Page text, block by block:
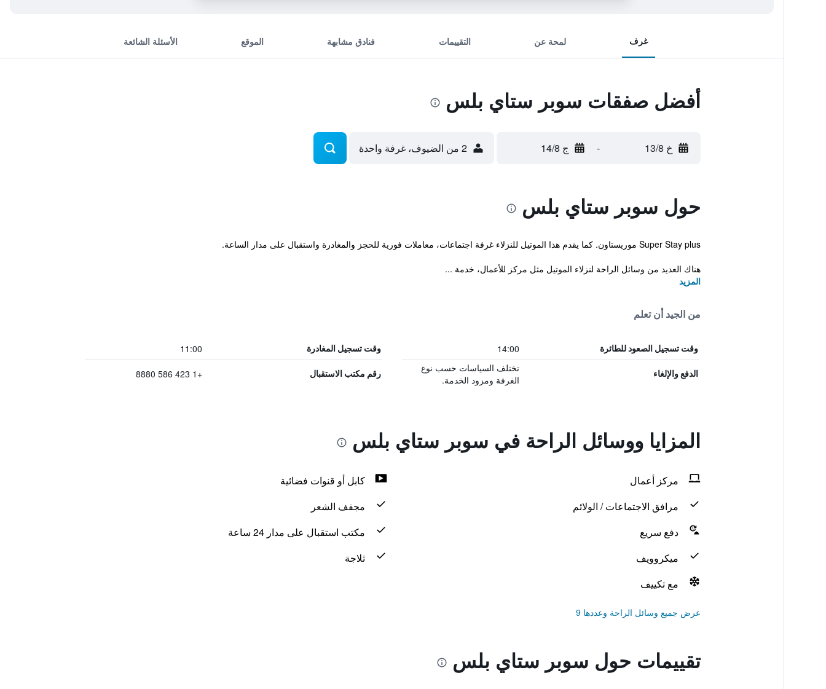
غرف لمحة عن التقييمات فنادق مشابهة الموقع الأسئلة الشائعة
أفضل صفقات سوبر ستاي بلس
خ 13/8 - ج 14/8 2 من الضيوف، غرفة واحدة
حول سوبر ستاي بلس
Super Stay plus موريستاون. كما يقدم هذا الموتيل للنزلاء غرفة اجتماعات، معاملات فورية للحجز والمغادرة واستقبال على مدار الساعة.
هناك العديد من وسائل الراحة لنزلاء الموتيل مثل مركز للأعمال، خدمة ...
المزيد
من الجيد أن تعلم
وقت تسجيل الصعود للطائرة 14:00 وقت تسجيل المغادرة 11:00
الدفع والإلغاء
تختلف السياسات حسب نوع
الغرفة ومزود الخدمة.
رقم مكتب الاستقبال +1 423 586 8880
المزايا ووسائل الراحة في سوبر ستاي بلس
مركز أعمال
كابل أو قنوات فضائية
مرافق الاجتماعات / الولائم
مجفف الشعر
دفع سريع
مكتب استقبال على مدار 24 ساعة
ميكروويف
ثلاجة
مع تكييف
عرض جميع وسائل الراحة وعددها 9
تقييمات حول سوبر ستاي بلس